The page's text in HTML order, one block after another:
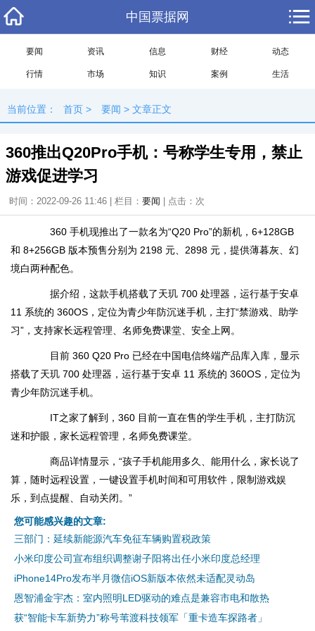
中国票据网
要闻 资讯 信息 财经 动态
行情 市场 知识 案例 生活
当前位置： 首页 > 要闻 > 文章正文
360推出Q20Pro手机：号称学生专用，禁止
游戏促进学习
时间：2022-09-26 11:46 | 栏目： 要闻 | 点击： 次
360 手机现推出了一款名为“Q20 Pro”的新机，6+128GB
和 8+256GB 版本预售分别为 2198 元、2898 元，提供薄暮灰、幻
境白两种配色。
据介绍，这款手机搭载了天玑 700 处理器，运行基于安卓
11 系统的 360OS，定位为青少年防沉迷手机，主打“禁游戏、助学
习”，支持家长远程管理、名师免费课堂、安全上网。
目前 360 Q20 Pro 已经在中国电信终端产品库入库，显示
搭载了天玑 700 处理器，运行基于安卓 11 系统的 360OS，定位为
青少年防沉迷手机。
IT之家了解到，360 目前一直在售的学生手机，主打防沉
迷和护眼，家长远程管理，名师免费课堂。
商品详情显示，“孩子手机能用多久、能用什么，家长说了
算，随时远程设置，一键设置手机时间和可用软件，限制游戏娱
乐，到点提醒、自动关闭。”
您可能感兴趣的文章:
三部门：延续新能源汽车免征车辆购置税政策
小米印度公司宣布组织调整谢子阳将出任小米印度总经理
iPhone14Pro发布半月微信iOS新版本依然未适配灵动岛
恩智浦金宇杰：室内照明LED驱动的难点是兼容市电和散热
获“智能卡车新势力”称号苇渡科技领军「重卡造车探路者」